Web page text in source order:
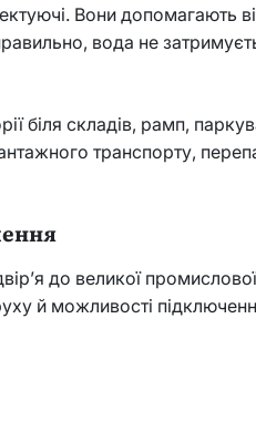
Вони допомагають
вода не
біля складів, рамп,
транспорту,
до великої промислової
й можливості